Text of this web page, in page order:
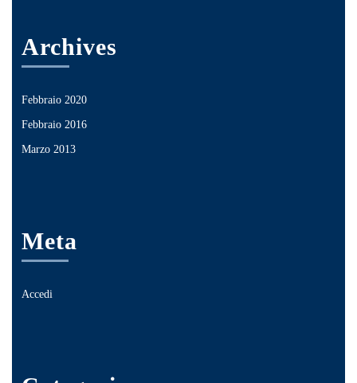
Archives
Febbraio 2020
Febbraio 2016
Marzo 2013
Meta
Accedi